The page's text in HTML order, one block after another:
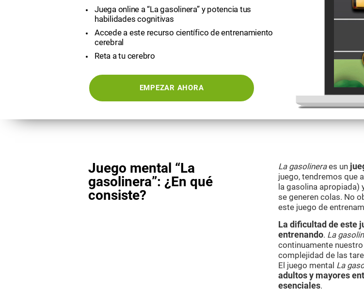
Juega online a “La gasolinera” y potencia tus
habilidades cognitivas
Accede a este recurso científico de entrenamiento
cerebral
Reta a tu cerebro
EMPEZAR AHORA
Juego mental “La
gasolinera”: ¿En qué
consiste?
La gasolineraes un
juego, tendremos que
la gasolina apropiada)
se generen colas. No
este juego de
La dificultad de este
entrenando. La
continuamente
complejidad de las
El juego mental La
adultos y mayores
esenciales.